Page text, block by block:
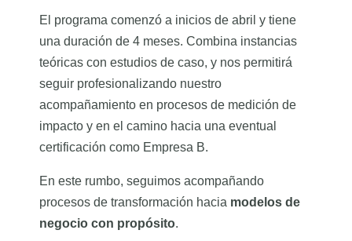
El programa comenzó a inicios de abril y tiene
una duración de 4 meses. Combina instancias
teóricas con estudios de caso, y nos permitirá
seguir profesionalizando nuestro
acompañamiento en procesos de medición de
impacto y en el camino hacia una eventual
certificación como Empresa B.
En este rumbo, seguimos acompañando
procesos de transformación hacia modelos de
negocio con propósito.